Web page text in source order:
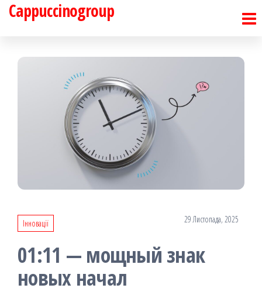
Перейти
Cappuccinogroup
Інновації 29 Листопада, 2025
01:11 — мощный знак
новых начал